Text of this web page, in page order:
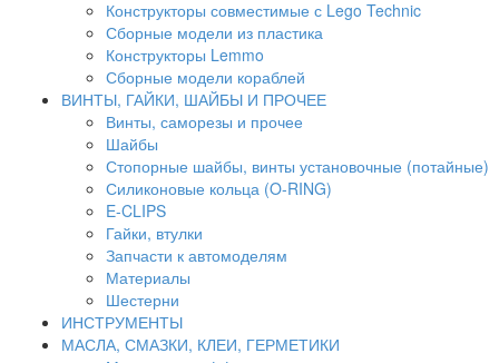
Конструкторы совместимые с Lego Technic
Сборные модели из пластика
Конструкторы Lemmo
Сборные модели кораблей
ВИНТЫ, ГАЙКИ, ШАЙБЫ И ПРОЧЕЕ
Винты, саморезы и прочее
Шайбы
Стопорные шайбы, винты установочные (потайные)
Силиконовые кольца (O-RING)
E-CLIPS
Гайки, втулки
Запчасти к автомоделям
Материалы
Шестерни
ИНСТРУМЕНТЫ
МАСЛА, СМАЗКИ, КЛЕИ, ГЕРМЕТИКИ